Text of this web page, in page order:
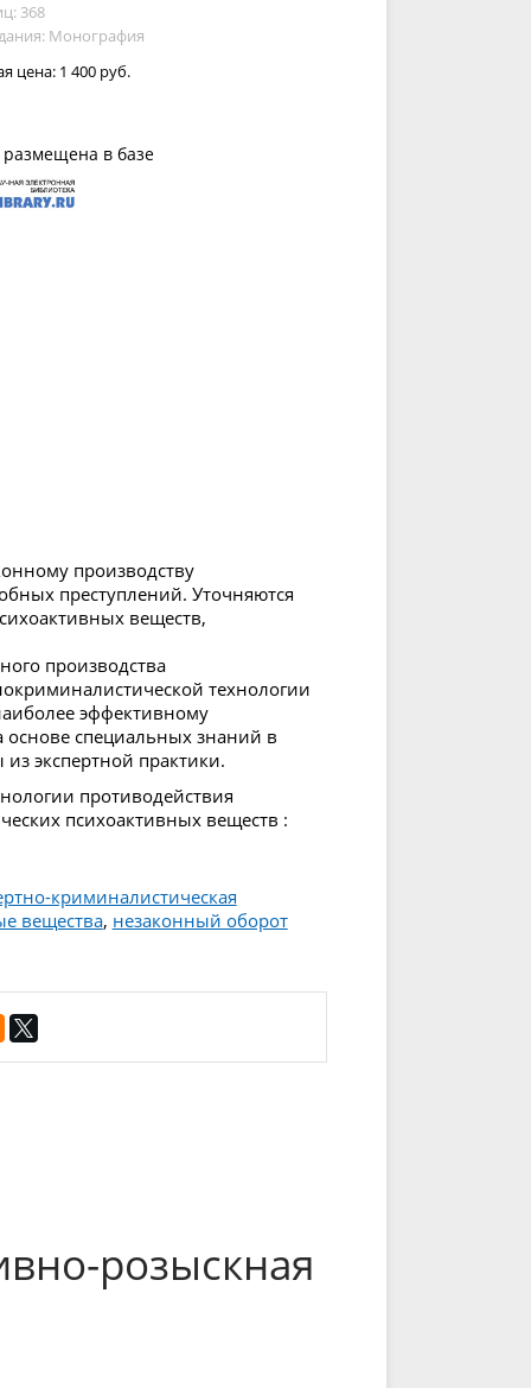
368
Монография
цена: 1 400 руб.
в базе
производству
преступлений. Уточняются
веществ,
производства
технологии
эффективному
основе специальных знаний в
экспертной практики.
противодействия
психоактивных веществ :
криминалистическая
вещества, незаконный оборот
розыскная